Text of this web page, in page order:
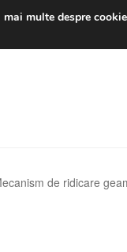
luni-vineri
de ridicare
multe despre